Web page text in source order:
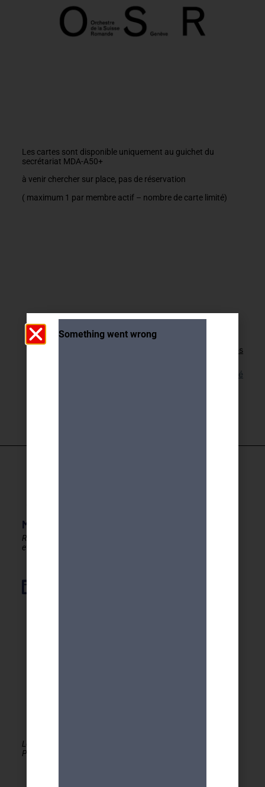
Les cartes sont disponible uniquement au guichet du
secrétariat MDA-A50+
à venir chercher sur place, pas de réservation
( maximum 1 par membre actif – nombre de carte limité)
Retour aux activités
Lien pour cette activité
MDA GENEVE - ACTIVITES 50+
Rester en forme, créatif
et autonome après 50 ans !
Le MDA Genève - Activités 50+ est membre de la
PLATEFORME du réseau seniors Genève